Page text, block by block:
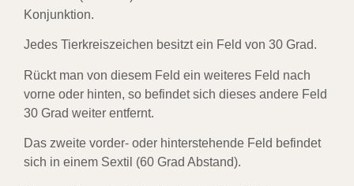
Konjunktion.
Jedes Tierkreiszeichen besitzt ein Feld von 30 Grad.
Rückt man von diesem Feld ein weiteres Feld nach
vorne oder hinten, so befindet sich dieses andere Feld
30 Grad weiter entfernt.
Das zweite vorder- oder hinterstehende Feld befindet
sich in einem Sextil (60 Grad Abstand).